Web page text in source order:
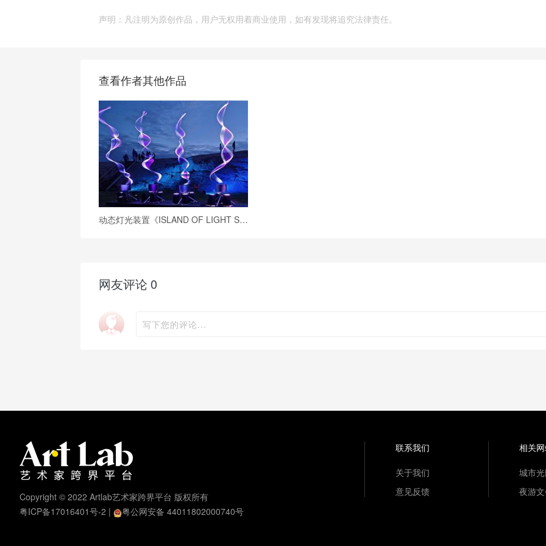
声明：凡注明为原创作品，用户无权用着商业使用，如有发现将追究法律责任。
查看作者其他作品
动态灯光装置《ISLAND OF LIGHT Smogen, Sweden》：银河之手
网友评论 0
写下您的评论...
Copyright © 2022 Artlab艺术家跨界平台 版权所有
粤ICP备17016401号-2 | 粤公网安备 44011802000740号
联系我们
关于我们
意见反馈
相关
城市
夜游